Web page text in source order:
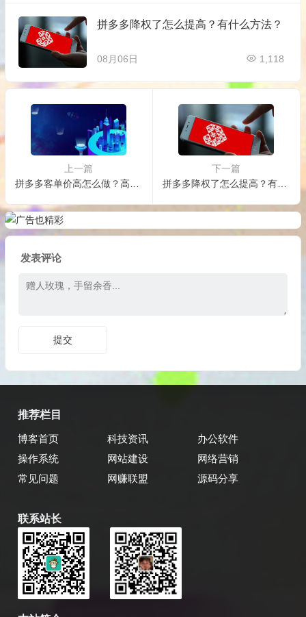
拼多多降权了怎么提高？有什么方法？
08月06日 1,118
上一篇
下一篇
拼多多降权了怎么提高？有什么方法？
发表评论
推荐栏目
博客首页 科技资讯
办公软件
操作系统
网站建设
网络营销
常见问题
网赚联盟 源码分享
联系站长